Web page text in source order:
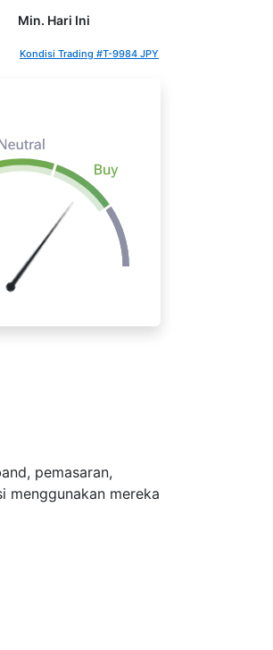
Min. Hari Ini
Kondisi Trading #T-9984 JPY
pemasaran,
menggunakan mereka